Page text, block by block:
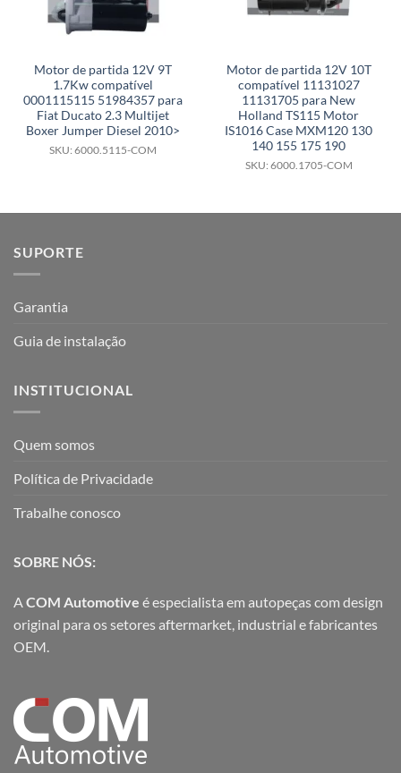
Motor de partida 12V 9T
1.7Kw compatível
0001115115 51984357 para
Fiat Ducato 2.3 Multijet
Boxer Jumper Diesel 2010>
SKU: 6000.5115-COM
Motor de partida 12V 10T
compatível 11131027
11131705 para New
Holland TS115 Motor
IS1016 Case MXM120 130
140 155 175 190
SKU: 6000.1705-COM
SUPORTE
Garantia
Guia de instalação
INSTITUCIONAL
Quem somos
Política de Privacidade
Trabalhe conosco
SOBRE NÓS:
ACOM Automotive é especialista em autopeças com design
original para os setores aftermarket, industrial e fabricantes
OEM.